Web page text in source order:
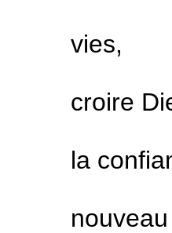
Au
vies,
il
croire
Mais
la
En